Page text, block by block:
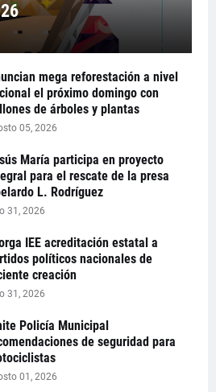
mega reforestación a nivel
el próximo domingo con
de árboles y plantas
05, 2026
María participa en proyecto
para el rescate de la presa
L. Rodríguez
31, 2026
IEE acreditación estatal a
políticos nacionales de
creación
31, 2026
Policía Municipal
de seguridad para
01, 2026